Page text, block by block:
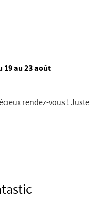
19 au 23 août
rendez-vous ! Juste